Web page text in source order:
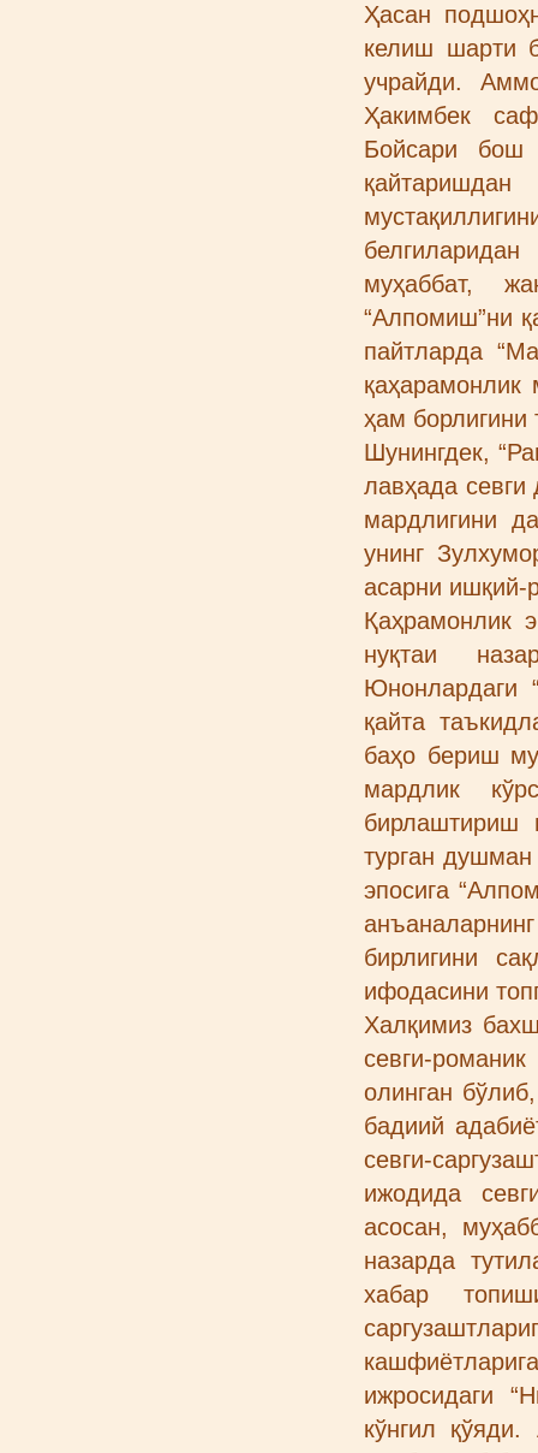
Ҳасан
келиш шарти
учрайди.
Ҳакимбек
Бойсари бош
муҳаббат,
“Алпомиш”ни
пайтларда
қаҳарамонлик
ҳам
Шунингдек,
лавҳада севги
мардлигини
унинг
асарни ишқий-
Қаҳрамонлик
нуқтаи
Юнонлардаги
қайта
баҳо бериш
мардлик
бирлаштириш
турган
эпосига
бирлигини
ифодасини
Халқимиз
севги-
олинган
бадиий
севги-
ижодида
асосан,
назарда
хабар
ижросидаги
кўнгил